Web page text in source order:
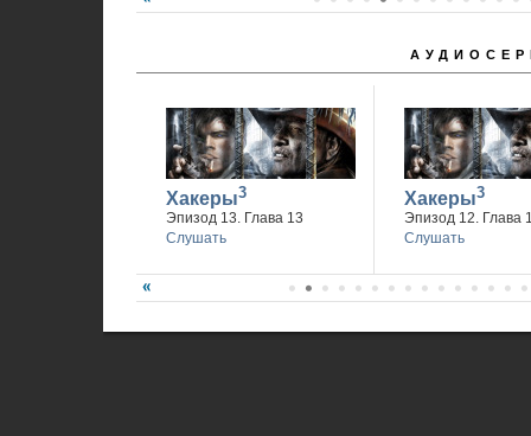
Хакеры3
Эпизод 13. Глава 13
Слушать
Хакеры3
Эпизод 12. Глава
Слушать